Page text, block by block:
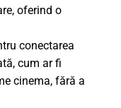
oferind o
conectarea
cum ar fi
cinema, fără a